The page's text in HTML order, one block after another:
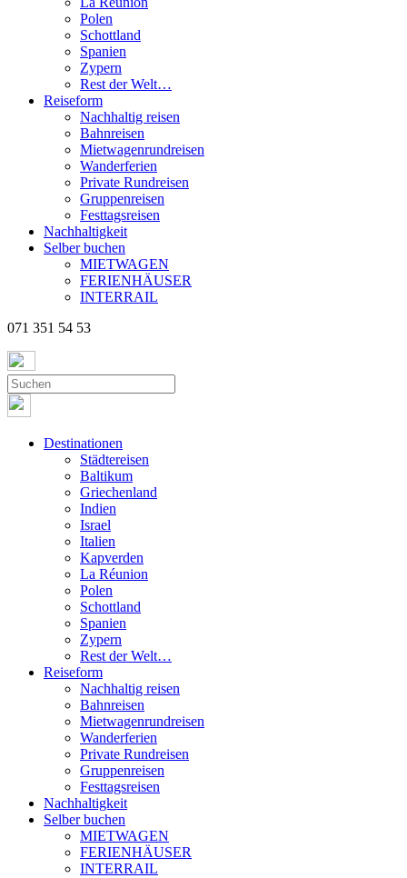
Polen
Schottland
Spanien
Zypern
Rest der Welt…
Reiseform
Nachhaltig reisen
Bahnreisen
Mietwagenrundreisen
Wanderferien
Private Rundreisen
Gruppenreisen
Festtagsreisen
Nachhaltigkeit
Selber buchen
MIETWAGEN
FERIENHÄUSER
INTERRAIL
071 351 54 53
Destinationen
Städtereisen
Baltikum
Griechenland
Indien
Israel
Italien
Kapverden
La Réunion
Polen
Schottland
Spanien
Zypern
Rest der Welt…
Reiseform
Nachhaltig reisen
Bahnreisen
Mietwagenrundreisen
Wanderferien
Private Rundreisen
Gruppenreisen
Festtagsreisen
Nachhaltigkeit
Selber buchen
MIETWAGEN
FERIENHÄUSER
INTERRAIL